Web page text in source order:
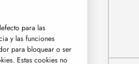
para las
y las funciones
para bloquear o ser
Estas cookies no